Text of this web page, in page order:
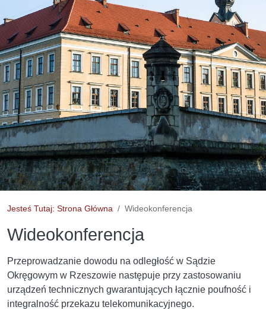
Jesteś Tutaj: Strona Główna Wideokonferencja
Wideokonferencja
Przeprowadzanie dowodu na odległość w Sądzie
Okręgowym w Rzeszowie następuje przy zastosowaniu
urządzeń technicznych gwarantujących łącznie poufność i
integralność przekazu telekomunikacyjnego.